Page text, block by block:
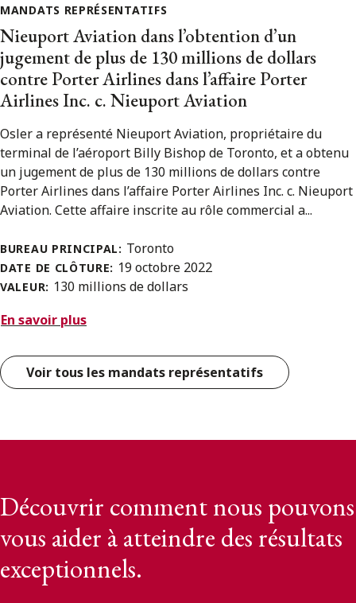
MANDATS REPRÉSENTATIFS
Nieuport Aviation dans l’obtention d’un
jugement de plus de 130 millions de dollars
contre Porter Airlines dans l’affaire Porter
Airlines Inc. c. Nieuport Aviation
Osler a représenté Nieuport Aviation, propriétaire du
terminal de l’aéroport Billy Bishop de Toronto, et a obtenu
un jugement de plus de 130 millions de dollars contre
Porter Airlines dans l’affaire Porter Airlines Inc. c. Nieuport
Aviation. Cette affaire inscrite au rôle commercial a...
BUREAU PRINCIPAL: Toronto
DATE DE CLÔTURE: 19 octobre 2022
VALEUR: 130 millions de dollars
En savoir plus
Voir tous les mandats représentatifs
Découvrir comment nous pouvons
vous aider à atteindre des résultats
exceptionnels.